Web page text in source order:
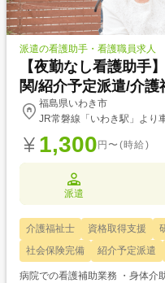
派遣の看護助手・看護職員求人
【夜勤なし看護助手
関/紹介予定派遣/介護
福島県いわき市
JR常磐線「いわき駅」より
1,300 円〜(時給)
派遣
介護福祉士 資格取得支援
社会保険完備
紹介予定派遣
病院での看護補助業務 ・身体介助(食事介助、入浴介助、排泄介助) ・清潔